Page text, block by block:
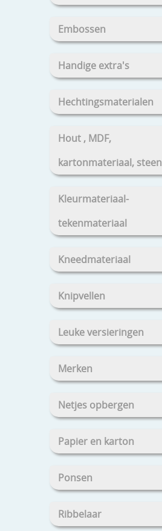
Embossen
Handige extra's
Hechtingsmaterialen
Hout , MDF,
kartonmateriaal, steen
Kleurmateriaal-
tekenmateriaal
Kneedmateriaal
Knipvellen
Leuke versieringen
Merken
Netjes opbergen
Papier en karton
Ponsen
Ribbelaar